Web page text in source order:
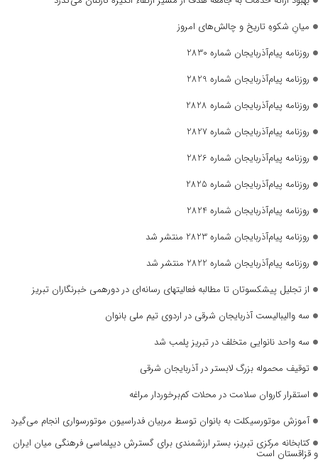
میانِ شکوهِ تاریخ و چالش‌های امروز
روزنامه پیام‌آذربایجان شماره 2830
روزنامه پیام‌آذربایجان شماره 2829
روزنامه پیام‌آذربایجان شماره 2828
روزنامه پیام‌آذربایجان شماره 2827
روزنامه پیام‌آذربایجان شماره 2826
روزنامه پیام‌آذربایجان شماره 2825
روزنامه پیام‌آذربایجان شماره 2824
روزنامه پیام‌آذربایجان شماره 2823 منتشر شد
روزنامه پیام‌آذربایجان شماره 2822 منتشر شد
از تجلیل پیشکسوتان تا مطالبه فعالیتهای رسانه‌ای در دورهمی خبرنگاران تبریز
سه والیبالیست آذربایجان‌ شرقی در اردوی تیم ملی بانوان
سه واحد نانوایی متخلف در تبریز پلمب شد
توقیف محموله بزرگ لابستر در آذربایجان شرقی
استقرار کاروان سلامت در محلات کم‌برخوردار مراغه
آموزش موتورسیکلت به بانوان توسط مربیان فدراسیون موتورسواری انجام می‌گیرد
کتابخانه مرکزی تبریز، بستر ارزشمندی برای گسترش دیپلماسی فرهنگی میان ایران
و قزاقستان است